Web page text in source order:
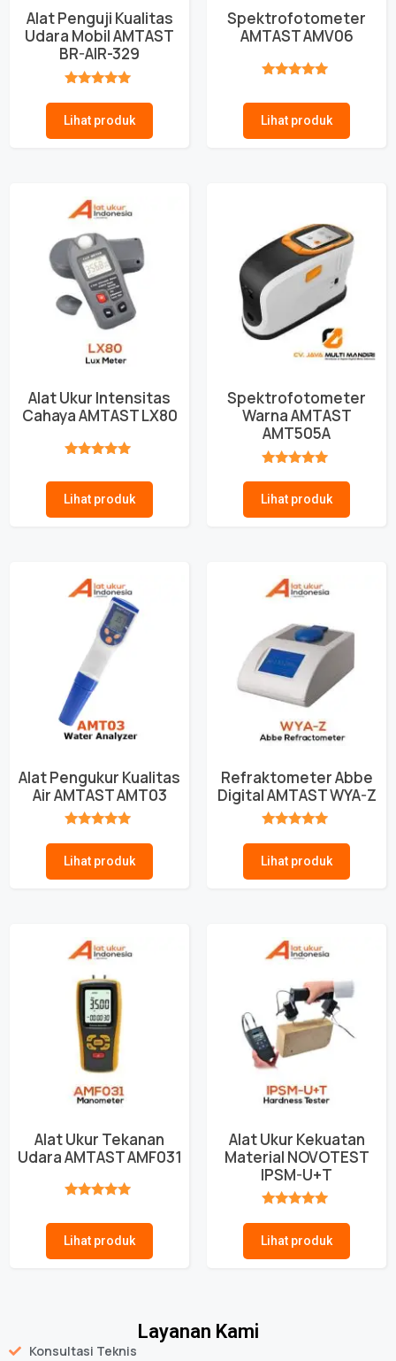
Alat Penguji Kualitas
Udara Mobil AMTAST
BR-AIR-329
Lihat produk
Spektrofotometer
AMTAST AMV06
Lihat produk
Alat Ukur Intensitas
Cahaya AMTAST LX80
Lihat produk
Spektrofotometer
Warna AMTAST
AMT505A
Lihat produk
Alat Pengukur Kualitas
Air AMTAST AMT03
Lihat produk
Refraktometer Abbe
Digital AMTAST WYA-Z
Lihat produk
Alat Ukur Tekanan
Udara AMTAST AMF031
Lihat produk
Alat Ukur Kekuatan
Material NOVOTEST
IPSM-U+T
Lihat produk
Layanan Kami
Konsultasi Teknis